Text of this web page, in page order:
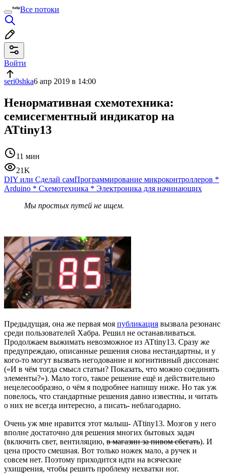
Все потоки
Войти
seri0shka6 апр 2019 в 14:00
Ненормативная схемотехника:
семисегментный индикатор на
ATtiny13
11 мин
21K
DIY или Сделай самПрограммирование микроконтроллеров *
Arduino * Схемотехника * Электроника для начинающих
Мы простых путей не ищем.
Предыдущая, она же первая моя публикация вызвала резонанс
среди пользователей Хабра. Решил не останавливаться.
Продолжаем выжимать невозможное из ATtiny13. Сразу же
предупреждаю, описанные решения снова нестандартны, и у
кого-то могут вызвать негодование и когнитивный диссонанс
(«И в чём тогда смысл статьи? Показать, что можно соединять
элементы?»). Мало того, такое решение ещё и действительно
нецелесообразно, о чём я подробнее напишу ниже. Но так уж
повелось, что стандартные решения давно известны, и читать
о них не всегда интересно, а писать- неблагодарно.
Очень уж мне нравится этот малыш- ATtiny13. Мозгов у него
вполне достаточно для решения многих бытовых задач
(включить свет, вентиляцию, в магазин за пивом сбегать). И
цена просто смешная. Вот только ножек мало, а ручек и
совсем нет. Поэтому приходится идти на всяческие
ухищрения, чтобы решить проблему нехватки ног.